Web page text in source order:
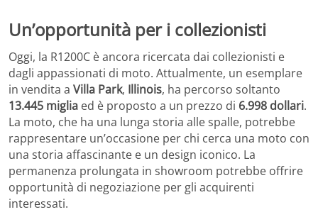
Un’opportunità per i collezionisti
Oggi, la R1200C è ancora ricercata dai collezionisti e
dagli appassionati di moto. Attualmente, un esemplare
in vendita a Villa Park, Illinois, ha percorso soltanto
13.445 miglia ed è proposto a un prezzo di 6.998 dollari.
La moto, che ha una lunga storia alle spalle, potrebbe
rappresentare un’occasione per chi cerca una moto con
una storia affascinante e un design iconico. La
permanenza prolungata in showroom potrebbe offrire
opportunità di negoziazione per gli acquirenti
interessati.